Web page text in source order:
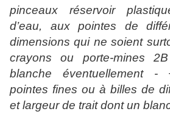
pinceaux réservoir
d’eau, aux pointes de
dimensions qui ne soient
crayons ou porte-mines
blanche éventuellement -
pointes fines ou à billes de
et largeur de trait dont un